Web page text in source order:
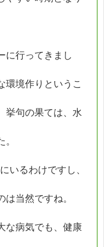
に行ってきまし
環境作りというこ
挙句の果ては、水
いるわけですし、
当然ですね。
な病気でも、健康